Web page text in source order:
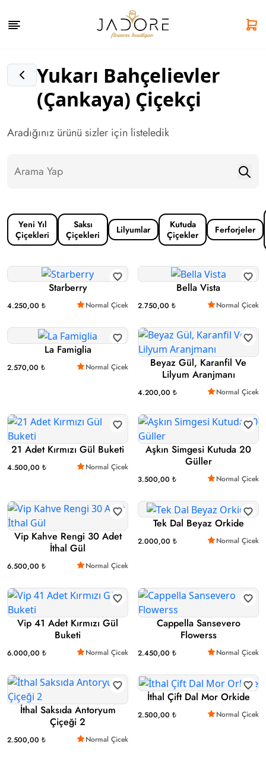
Yukarı Bahçelievler
(Çankaya) Çiçekçi
Aradığınız ürünü sizler için listeledik
Yeni Yıl
Çiçekleri
Saksı
Çiçekleri
Lilyumlar
Kutuda
Çiçekler
Ferforjeler
Starberry
4.250,00 ₺ Normal Çicek
Bella Vista
2.750,00 ₺ Normal Çicek
La Famiglia
2.570,00 ₺ Normal Çicek
Beyaz Gül, Karanfil Ve
Lilyum Aranjmanı
4.200,00 ₺ Normal Çicek
21 Adet Kırmızı Gül Buketi
4.500,00 ₺ Normal Çicek
Aşkın Simgesi Kutuda 20
Güller
3.500,00 ₺ Normal Çicek
Vip Kahve Rengi 30 Adet
İthal Gül
6.500,00 ₺ Normal Çicek
Tek Dal Beyaz Orkide
2.000,00 ₺ Normal Çicek
Vip 41 Adet Kırmızı Gül
Buketi
6.000,00 ₺ Normal Çicek
Cappella Sansevero
Flowerss
2.450,00 ₺ Normal Çicek
İthal Saksıda Antoryum
Çiçeği 2
2.500,00 ₺ Normal Çicek
İthal Çift Dal Mor Orkide
2.500,00 ₺ Normal Çicek